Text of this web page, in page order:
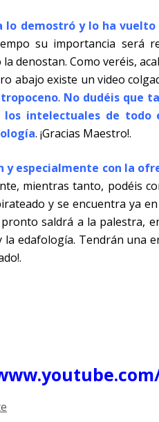
lo demostró y lo ha vuelto
su importancia será
denostan. Como veréis,
abajo existe un video
. No dudéis que
los intelectuales de
. ¡Gracias Maestro!.
y especialmente con la
mientras tanto, podéis
y se encuentra ya
saldrá a la palestra,
edafología. Tendrán una